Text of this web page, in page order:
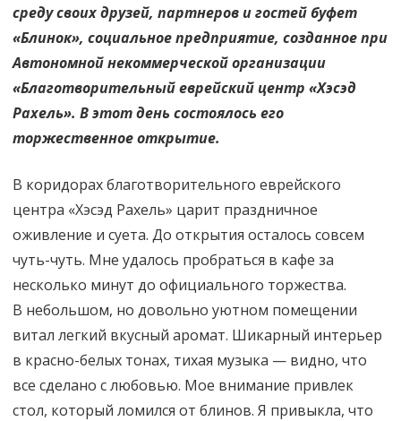
среду своих друзей, партнеров и гостей буфет
«Блинок», социальное предприятие, созданное при
Автономной некоммерческой организации
«Благотворительный еврейский центр «Хэсэд
Рахель». В этот день состоялось его
торжественное открытие.
В коридорах благотворительного еврейского
центра «Хэсэд Рахель» царит праздничное
оживление и суета. До открытия осталось совсем
чуть-чуть. Мне удалось пробраться в кафе за
несколько минут до официального торжества.
В небольшом, но довольно уютном помещении
витал легкий вкусный аромат. Шикарный интерьер
в красно-белых тонах, тихая музыка — видно, что
все сделано с любовью. Мое внимание привлек
стол, который ломился от блинов. Я привыкла, что